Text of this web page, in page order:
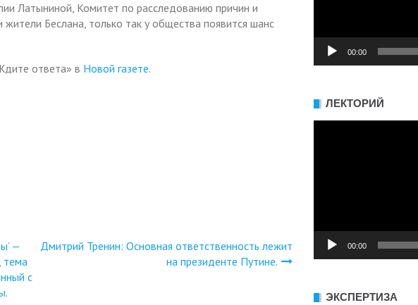
Латыниной, Комитет по расследованию причин и
Беслана, только так у общества появится шанс
ответа» в Новой газете.
—
тема
с
Дмитрий Тренин: Основная ответственность лежит
на президенте Путине.
00:00
ЛЕКТОРИЙ
00:00
ЭКСПЕРТИЗА